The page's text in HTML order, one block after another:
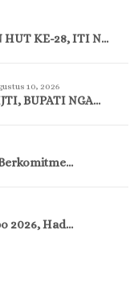
HUT KE-28, ITI N…
10, 2026
BUPATI NGA…
2026, Had…